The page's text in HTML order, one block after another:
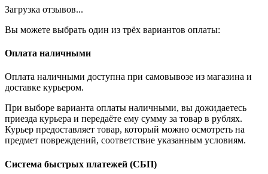
Загрузка отзывов...
Вы можете выбрать один из трёх вариантов оплаты:
Оплата наличными
Оплата наличными доступна при самовывозе из магазина и
доставке курьером.
При выборе варианта оплаты наличными, вы дожидаетесь
приезда курьера и передаёте ему сумму за товар в рублях.
Курьер предоставляет товар, который можно осмотреть на
предмет повреждений, соответствие указанным условиям.
Система быстрых платежей (СБП)